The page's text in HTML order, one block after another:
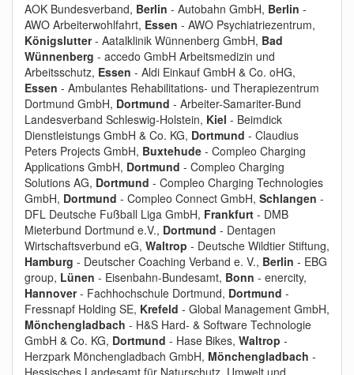
AOK Bundesverband, Berlin - Autobahn GmbH, Berlin -
AWO Arbeiterwohlfahrt, Essen - AWO Psychiatriezentrum,
Königslutter- Aatalklinik Wünnenberg GmbH, Bad
Wünnenberg - accedo GmbH Arbeitsmedizin und
Arbeitsschutz, Essen - Aldi Einkauf GmbH & Co. oHG,
Essen - Ambulantes Rehabilitations- und Therapiezentrum
Dortmund GmbH, Dortmund - Arbeiter-Samariter-Bund
Landesverband Schleswig-Holstein, Kiel - Beimdick
Dienstleistungs GmbH & Co. KG, Dortmund - Claudius
Peters Projects GmbH, Buxtehude - Compleo Charging
Applications GmbH, Dortmund - Compleo Charging
Solutions AG, Dortmund - Compleo Charging Technologies
GmbH, Dortmund - Compleo Connect GmbH, Schlangen -
DFL Deutsche Fußball Liga GmbH, Frankfurt - DMB
Mieterbund Dortmund e.V., Dortmund - Dentagen
Wirtschaftsverbund eG, Waltrop - Deutsche Wildtier Stiftung,
Hamburg - Deutscher Coaching Verband e. V., Berlin - EBG
group, Lünen - Eisenbahn-Bundesamt, Bonn - enercity,
Hannover- Fachhochschule Dortmund, Dortmund -
Fressnapf Holding SE, Krefeld - Global Management GmbH,
Mönchengladbach - H&S Hard- & Software Technologie
GmbH & Co. KG, Dortmund - Hase Bikes, Waltrop -
Herzpark Mönchengladbach GmbH, Mönchengladbach -